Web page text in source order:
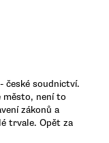
české soudnictví.
město, není to
zákonů a
trvale. Opět za